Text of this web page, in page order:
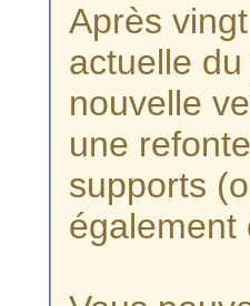
Après
actuelle
nouvelle
une
supports
également